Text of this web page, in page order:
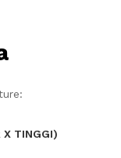
X TINGGI)